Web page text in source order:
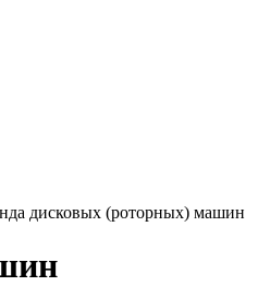
дисковых (роторных) машин